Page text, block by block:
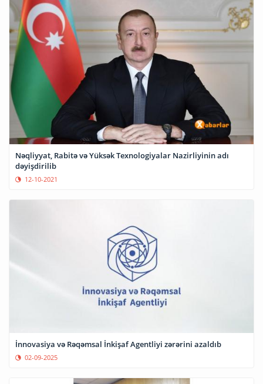
Nəqliyyat, Rabitə və Yüksək Texnologiyalar Nazirliyinin adı
dəyişdirilib
12-10-2021
İnnovasiya və Rəqəmsal İnkişaf Agentliyi zərərini azaldıb
02-09-2025